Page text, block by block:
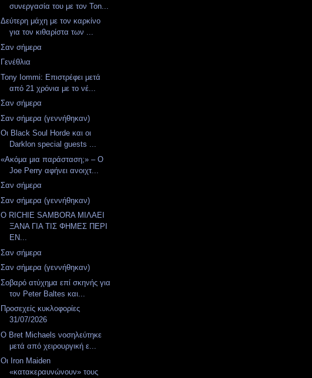
συνεργασία του με τον Ton...
Δεύτερη μάχη με τον καρκίνο
για τον κιθαρίστα των ...
Σαν σήμερα
Γενέθλια
Tony Iommi: Επιστρέφει μετά
από 21 χρόνια με το νέ...
Σαν σήμερα
Σαν σήμερα (γεννήθηκαν)
Οι Black Soul Horde και οι
Darklon special guests ...
«Ακόμα μια παράσταση;» – Ο
Joe Perry αφήνει ανοιχτ...
Σαν σήμερα
Σαν σήμερα (γεννήθηκαν)
Ο RICHIE SAMBORA ΜΙΛΑΕΙ
ΞΑΝΑ ΓΙΑ ΤΙΣ ΦΗΜΕΣ ΠΕΡΙ
ΕΝ...
Σαν σήμερα
Σαν σήμερα (γεννήθηκαν)
Σοβαρό ατύχημα επί σκηνής για
τον Peter Baltes και...
Προσεχείς κυκλοφορίες
31/07/2026
Ο Bret Michaels νοσηλεύτηκε
μετά από χειρουργική ε...
Οι Iron Maiden
«κατακεραυνώνουν» τους